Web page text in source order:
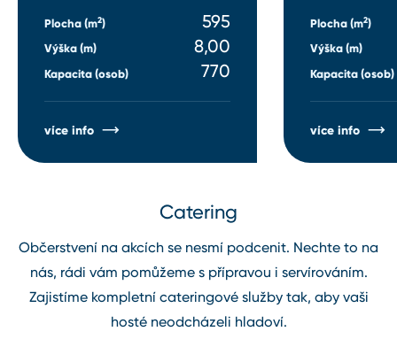
Plocha (m2) 595
Výška (m) 8,00
Kapacita (osob) 770
více info
Plocha (m2)
Výška (m)
Kapacita (osob)
více info
Catering
Občerstvení na akcích se nesmí podcenit. Nechte to na
nás, rádi vám pomůžeme s přípravou i servírováním.
Zajistíme kompletní cateringové služby tak, aby vaši
hosté neodcházeli hladoví.